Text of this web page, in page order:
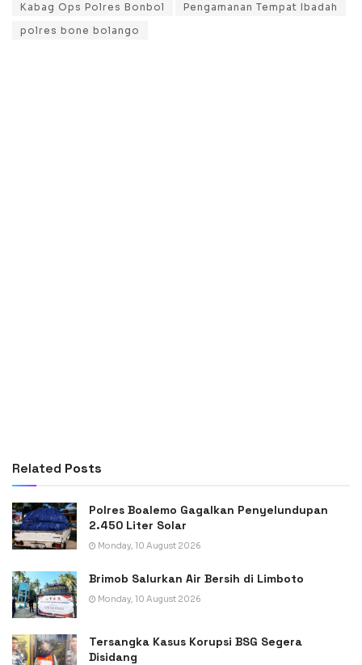
Kabag Ops Polres Bonbol
Pengamanan Tempat Ibadah
polres bone bolango
Related Posts
Polres Boalemo Gagalkan Penyelundupan
2.450 Liter Solar
Monday, 10 August 2026
Brimob Salurkan Air Bersih di Limboto
Monday, 10 August 2026
Tersangka Kasus Korupsi BSG Segera
Disidang